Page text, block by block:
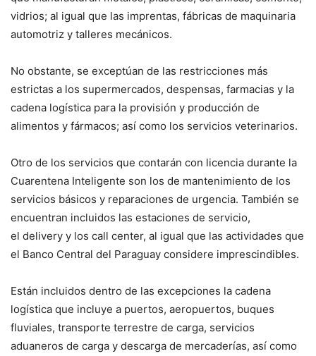
vidrios; al igual que las imprentas, fábricas de maquinaria
automotriz y talleres mecánicos.
No obstante, se exceptúan de las restricciones más
estrictas a los supermercados, despensas, farmacias y la
cadena logística para la provisión y producción de
alimentos y fármacos; así como los servicios veterinarios.
Otro de los servicios que contarán con licencia durante la
Cuarentena Inteligente son los de mantenimiento de los
servicios básicos y reparaciones de urgencia. También se
encuentran incluidos las estaciones de servicio,
el delivery y los call center, al igual que las actividades que
el Banco Central del Paraguay considere imprescindibles.
Están incluidos dentro de las excepciones la cadena
logística que incluye a puertos, aeropuertos, buques
fluviales, transporte terrestre de carga, servicios
aduaneros de carga y descarga de mercaderías, así como